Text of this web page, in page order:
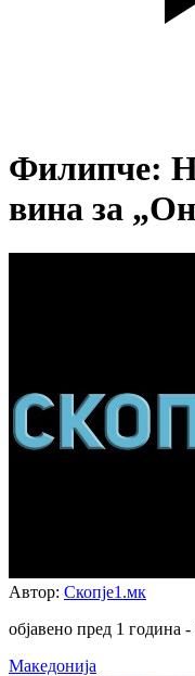
Филипче:
вина за
Автор: Скопје1.мк
објавено пред 1 година -
Македонија